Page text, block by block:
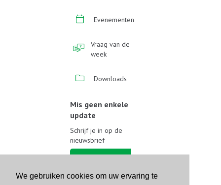
We gebruiken cookies om uw ervaring te
Evenementen
Vraag van de
week
Downloads
Mis geen enkele
update
Schrijf je in op de
nieuwsbrief